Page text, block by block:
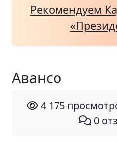
Рекомендуем
Авансо
4 175
0